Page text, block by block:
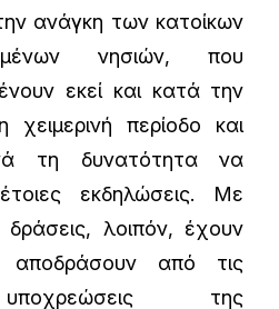
ανάγκη των κατοίκων
νησιών, που
εκεί και κατά την
χειμερινή περίοδο και
τη δυνατότητα να
εκδηλώσεις. Με
λοιπόν, έχουν
αποδράσουν από τις
της